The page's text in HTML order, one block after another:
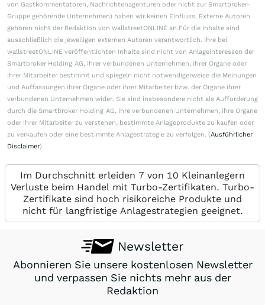
von Gastkommentatoren, Nachrichtenagenturen oder nicht zur Smartbroker-
Gruppe gehörende Unternehmen) haben wir keinen Einfluss. Externe Autoren
gehören nicht der Redaktion von wallstreetONLINE an.Für die Inhalte sind
ausschließlich die jeweiligen externen Autoren verantwortlich. Ihre bei
wallstreetONLINE veröffentlichten Inhalte sind nicht von Anlageinteressen der
Smartbroker Holding AG, ihrer verbundenen Unternehmen, ihrer Organe oder
ihrer Mitarbeiter bestimmt und spiegeln nicht notwendigerweise die Meinungen
und Auffassungen ihrer Organe oder ihrer Mitarbeiter bzw. der Organe ihrer
verbundenen Unternehmen wider. Sie sind insbesondere nicht als Aufforderung
durch die Smartbroker Holding AG, ihre verbundenen Unternehmen, ihre Organe
oder ihrer Mitarbeiter zu verstehen, bestimmte Anlageprodukte zu kaufen oder
zu verkaufen oder eine bestimmte Anlagestrategie zu verfolgen. (Ausführlicher
Disclaimer)
Im Durchschnitt erleiden 7 von 10 Kleinanlegern
Verluste beim Handel mit Turbo-Zertifikaten. Turbo-
Zertifikate sind hoch risikoreiche Produkte und
nicht für langfristige Anlagestrategien geeignet.
Newsletter
Abonnieren Sie unsere kostenlosen Newsletter
und verpassen Sie nichts mehr aus der
Redaktion